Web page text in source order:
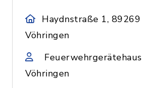
Haydnstraße 1, 89269
Vöhringen
Feuerwehrgerätehaus
Vöhringen